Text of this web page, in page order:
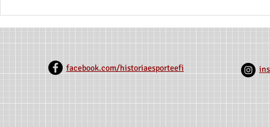
facebook.com/historiaesporteefi